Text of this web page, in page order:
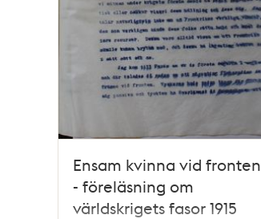
Ensam kvinna vid fronten
- föreläsning om
världskrigets fasor 1915